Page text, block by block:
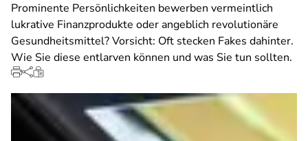
Prominente Persönlichkeiten bewerben vermeintlich
lukrative Finanzprodukte oder angeblich revolutionäre
Gesundheitsmittel? Vorsicht: Oft stecken Fakes dahinter.
Wie Sie diese entlarven können und was Sie tun sollten.